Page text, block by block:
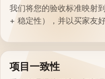
我们将您的验收标准映射
+ 稳定性），并以买家友
项目一致性